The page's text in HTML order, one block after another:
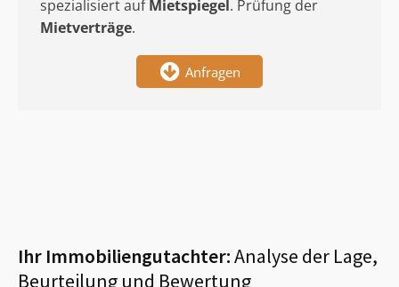
spezialisiert auf Mietspiegel . Prüfung der
Mietverträge.
Anfragen
Ihr Immobiliengutachter:Analyse der Lage,
Beurteilung und Bewertung